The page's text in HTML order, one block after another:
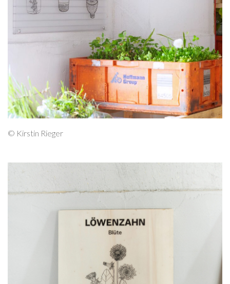
© Kirstin Rieger